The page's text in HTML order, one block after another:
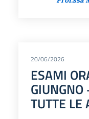
20/06/2026
ESAMI
TUTTE LE